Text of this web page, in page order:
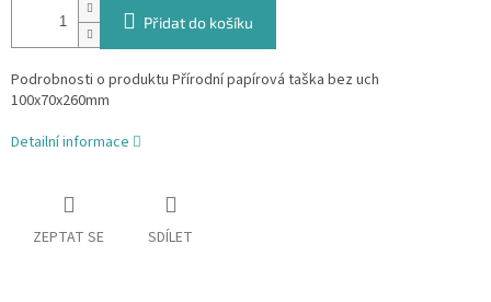
Přidat do košíku
Podrobnosti o produktu Přírodní papírová taška bez uch
100x70x260mm
Detailní informace
ZEPTAT SE SDÍLET